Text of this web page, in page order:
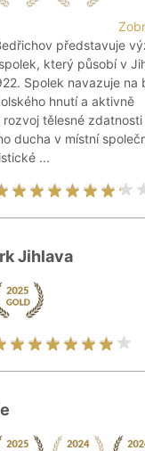
představuje
který působí v
Spolek navazuje na
hnutí a aktivně
rozvoj tělesné zdatnosti
ducha v místní
...
Jihlava